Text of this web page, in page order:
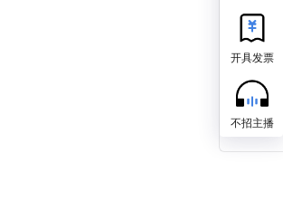
开具发票
不招主播